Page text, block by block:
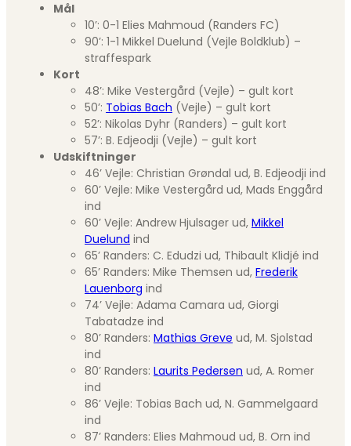
Mål
10’: 0-1 Elies Mahmoud (Randers FC)
90’: 1-1 Mikkel Duelund (Vejle Boldklub) –
straffespark
Kort
48’: Mike Vestergård (Vejle) – gult kort
50’: Tobias Bach (Vejle) – gult kort
52’: Nikolas Dyhr (Randers) – gult kort
57’: B. Edjeodji (Vejle) – gult kort
Udskiftninger
46’ Vejle: Christian Grøndal ud, B. Edjeodji ind
60’ Vejle: Mike Vestergård ud, Mads Enggård
ind
60’ Vejle: Andrew Hjulsager ud, Mikkel
Duelund ind
65’ Randers: C. Edudzi ud, Thibault Klidjé ind
65’ Randers: Mike Themsen ud, Frederik
Lauenborg ind
74’ Vejle: Adama Camara ud, Giorgi
Tabatadze ind
80’ Randers: Mathias Greve ud, M. Sjolstad
ind
80’ Randers: Laurits Pedersen ud, A. Romer
ind
86’ Vejle: Tobias Bach ud, N. Gammelgaard
ind
87’ Randers: Elies Mahmoud ud, B. Orn ind